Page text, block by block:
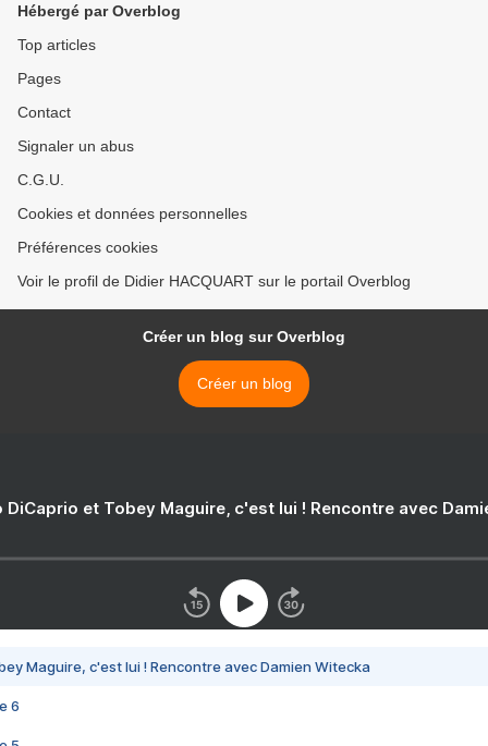
via le MES
Hébergé par Overblog
Top articles
Pages
Contact
Signaler un abus
C.G.U.
Cookies et données personnelles
Préférences cookies
Voir le profil de Didier HACQUART sur le portail Overblog
Créer un blog sur Overblog
Créer un blog
DiCaprio et Tobey Maguire, c'est lui ! Rencontre avec
Maguire, c'est lui ! Rencontre avec Damien Witecka
6